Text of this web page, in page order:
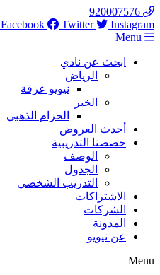
Skip
to
content
920007576
Facebook
Twitter
Instagram
Menu
ابحث عن نادي
الرياض
نيويو عرقة
الخبر
الحزام الذهبي
أحدث العروض
حصصنا التدريبية
الوصف
الجدول
التدريب الشخصي
الاشتراكات
الشركات
المدونة
عن نيويو
Menu